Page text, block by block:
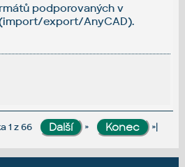
podporovaných v
export/AnyCAD).
1 z 66 » »|